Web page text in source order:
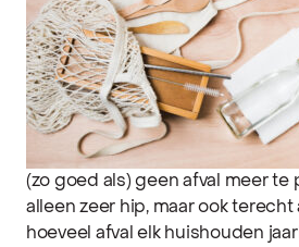
(zo goed als) geen afval meer te
alleen zeer hip, maar ook
hoeveel afval elk huishouden